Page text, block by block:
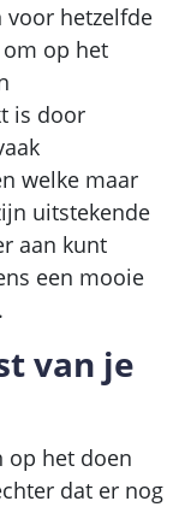
hetzelfde
om op het
is door
welke maar
uitstekende
aan kunt
een mooie
van je
op het doen
dat er nog